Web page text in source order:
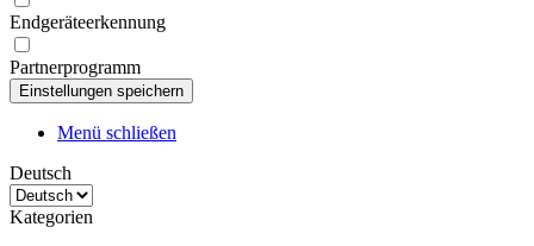
Endgeräteerkennung
Partnerprogramm
Menü schließen
Deutsch
Kategorien